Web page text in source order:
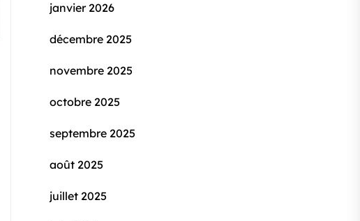
janvier 2026
décembre 2025
novembre 2025
octobre 2025
septembre 2025
août 2025
juillet 2025